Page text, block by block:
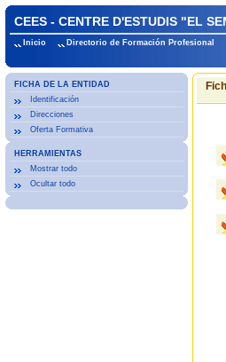
CEES - CENTRE D'ESTUDIS "EL
Inicio Directorio de Formación Profesional
FICHA DE LA ENTIDAD
Identificación
Direcciones
Oferta Formativa
HERRAMIENTAS
Mostrar todo
Ocultar todo